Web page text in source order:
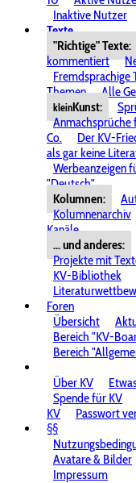
Inaktive Nutzer
Texte
"Richtige" Texte:
kommentiert
Fremdsprachige
Themen
Alle
kleinKunst:
Anmachsprüche
Co.
Der KV-
als gar keine
Werbeanzeigen
"Deutsch"
Kolumnen:
Kolumnenarchiv
Kanäle
... und anderes:
Projekte mit
KV-Bibliothek
Foren
Übersicht
Bereich "KV-
Bereich
Über KV
Spende für KV
KV
Passwort
§§
Avatare & Bilder
Impressum